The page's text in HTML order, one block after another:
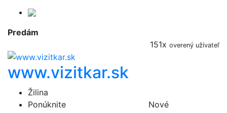
Predám
151x overený užívateľ
www.vizitkar.sk
Žilina
Ponúknite
Nové